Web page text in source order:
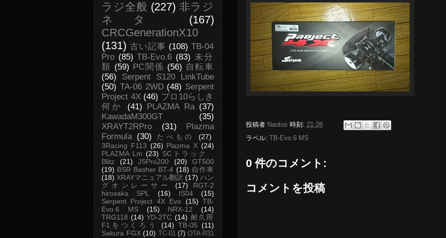
投稿者 Naotos 時刻: 21:28
ラベル: TB-Evo.6 MS
0 件のコメント:
コメントを投稿
ラジ全般 (227) 非ラジ
ネタ
(167)
CRCGenerationX10
(131) 古い記事 (108) TB-04
Pro (85) TB-Evo.6 (83) 未分
類
(59) PC関係 (56) 自転車
(56)
Serpent S120 LinkTube
(50) TA-06 2WD (48) Serpent
Project 4X (46) プロ10らしき
何か
(41) PLAZMA Ra (37)
KawadaM300GT
(35)
XRAYT2RPro
(31)
Plazma
Formula (30) たべもの
(27)
3Racing F113 (26) Plazma X (24)
PLAZMA Lm (23) SCトラック
Blitz
(21) JSPro200 (20)
GT500
(19) BSR Basher BT-4 (18) 自作車
(18) XRAYマニュアル翻訳 (17) ハン
グオンレーサー
(17)
RGT-2
hirosaka SPL
(16) IS04
(15)
Serpent Project 4X Evo
(15) TB-
Evo.6 MS
(15) NRX-12
(14)
TRG118 (14) YD-2TC (14) 耐久用
F1をつくろう
(14) TB-05 (11)
Sakura FGX (10) TC-01 (7) OTA-R31